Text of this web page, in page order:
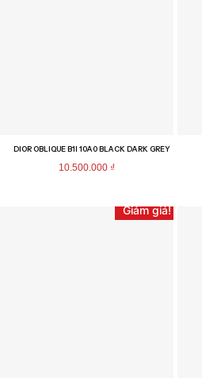
DIOR OBLIQUE B1I 10A0 BLACK DARK GREY
10.500.000 ₫
Giảm giá!